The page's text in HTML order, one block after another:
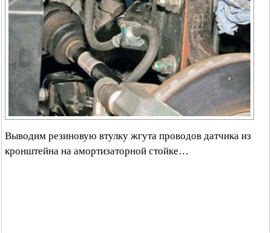
Выводим резиновую втулку жгута проводов датчика из
кронштейна на амортизаторной стойке…